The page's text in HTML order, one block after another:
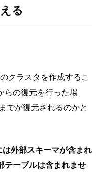
る
クラスタを作成するこ
らの復元を行った場
でが復元されるのかと
は外部スキーマが含まれ
テーブルは含まれませ